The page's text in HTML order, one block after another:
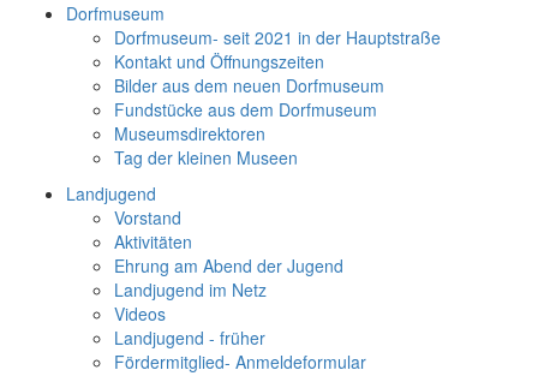
Dorfmuseum
Dorfmuseum- seit 2021 in der Hauptstraße
Kontakt und Öffnungszeiten
Bilder aus dem neuen Dorfmuseum
Fundstücke aus dem Dorfmuseum
Museumsdirektoren
Tag der kleinen Museen
Landjugend
Vorstand
Aktivitäten
Ehrung am Abend der Jugend
Landjugend im Netz
Videos
Landjugend - früher
Fördermitglied- Anmeldeformular